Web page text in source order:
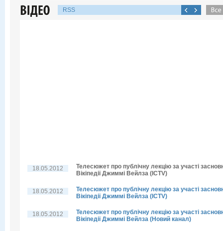
RSS
18.05.2012
Телесюжет про публічну лекцію за участі
Вікіпедії Джиммі Вейлза (ICTV)
18.05.2012
Телесюжет про публічну лекцію за участі
Вікіпедії Джиммі Вейлза (ICTV)
18.05.2012
Телесюжет про публічну лекцію за участі
Вікіпедії Джиммі Вейлза (Новий канал)